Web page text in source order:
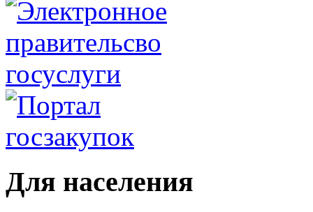
Для населения